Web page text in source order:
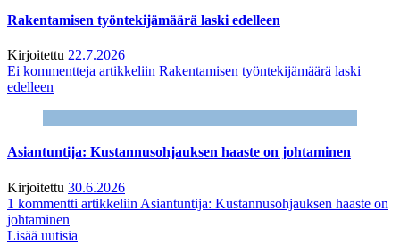
Rakentamisen työntekijämäärä laski edelleen
Kirjoitettu 22.7.2026
Ei kommentteja artikkeliin Rakentamisen työntekijämäärä laski
edelleen
Asiantuntija: Kustannusohjauksen haaste on johtaminen
Kirjoitettu 30.6.2026
1 kommentti artikkeliin Asiantuntija: Kustannusohjauksen haaste on
johtaminen
Lisää uutisia